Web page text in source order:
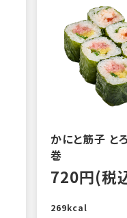
かにと筋子 と
巻
720円(税
269kcal